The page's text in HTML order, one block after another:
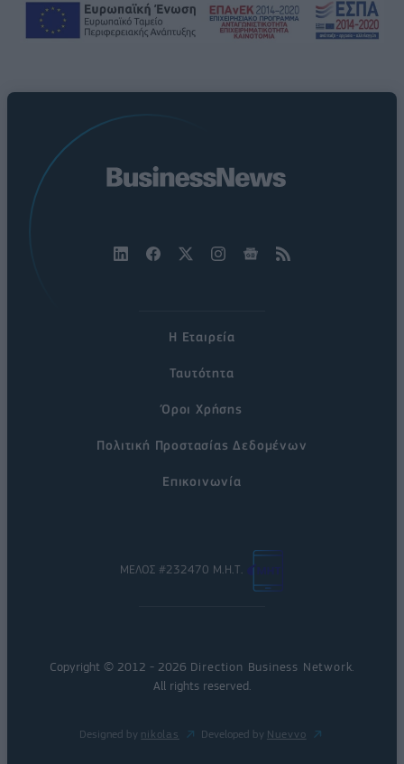
Η Εταιρεία
Ταυτότητα
Όροι Χρήσης
Πολιτική Προστασίας Δεδομένων
Επικοινωνία
ΜΕΛΟΣ #232470 Μ.Η.Τ.
Copyright © 2012 - 2026 Direction Business Network
All rights reserved.
Designed by nikolas Developed by Nuevvo